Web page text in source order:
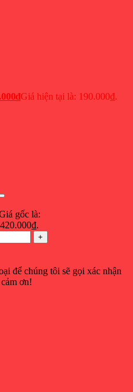
₫Giá hiện tại là: 190.000₫.
gốc là:
để chúng tôi sẽ gọi xác nhận
ơn!